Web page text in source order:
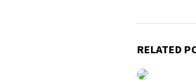
RELATED